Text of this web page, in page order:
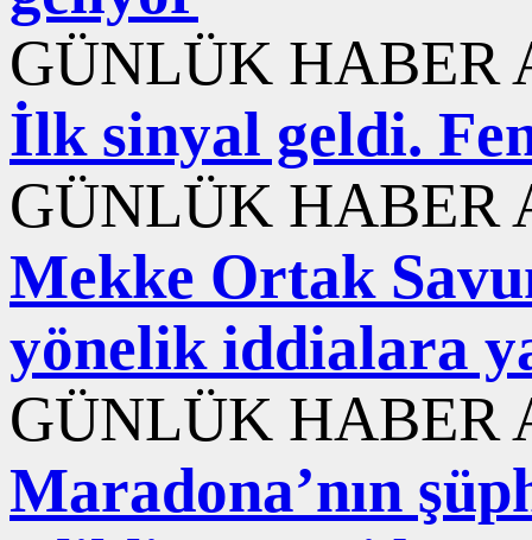
GÜNLÜK HABER
İlk sinyal geldi.
GÜNLÜK HABER
Mekke Ortak
yönelik iddialara
GÜNLÜK HABER
Maradona’nın